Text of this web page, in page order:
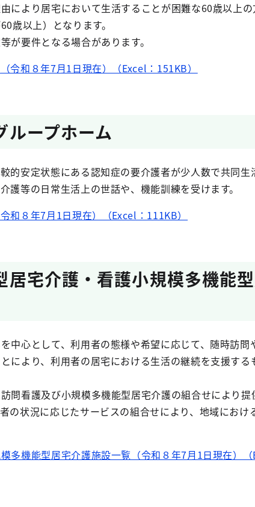
により居宅において生活することが困難な60歳以上
歳以上）となります。
が要件となる場合があります。
令和８年7月1日現在）（Excel：151KB）
ープホーム
的安定状態にある認知症の要介護者が少人数で共同生
護等の日常生活上の世話や、機能訓練を受けます。
和８年7月1日現在）（Excel：111KB）
宅介護・看護小規模多機能
中心として、利用者の態様や希望に応じて、随時訪問
により、利用者の居宅における生活の継続を支援する
問看護及び小規模多機能型居宅介護の組合せにより提
の状況に応じたサービスの組合せにより、地域におけ
多機能型居宅介護施設一覧（令和８年7月1日現在）（